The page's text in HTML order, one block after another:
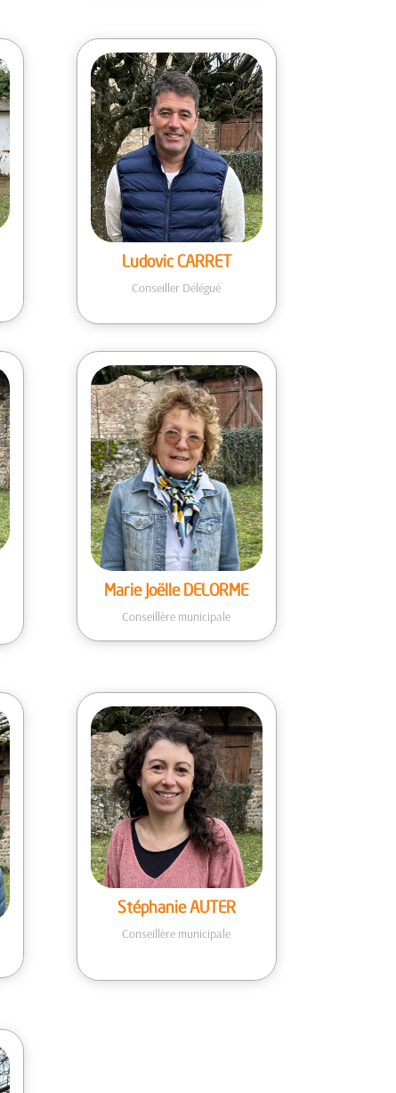
Ludovic CARRET
Conseiller Délégué
Marie Joëlle DELORME
Conseillère municipale
Stéphanie AUTER
Conseillère municipale